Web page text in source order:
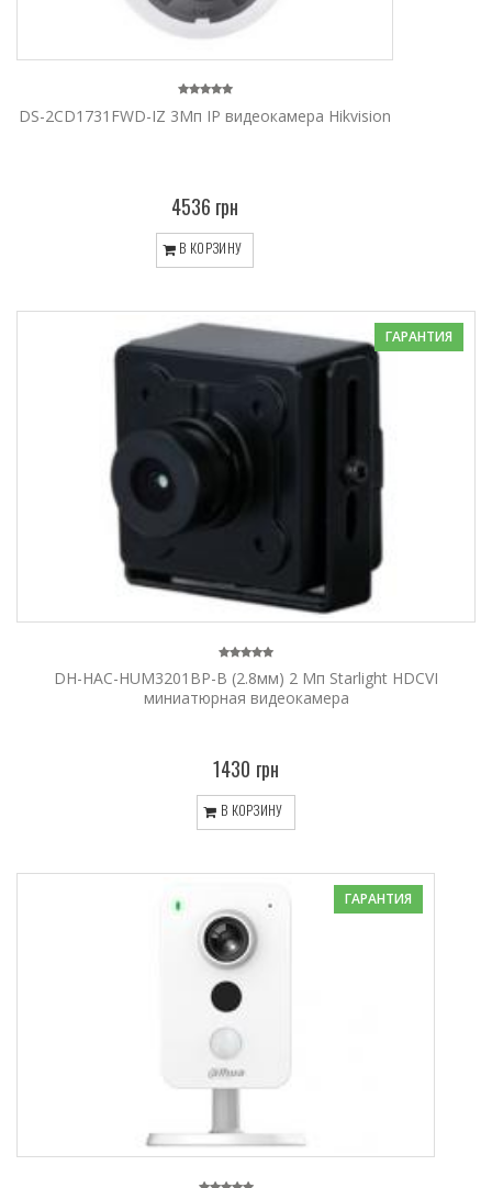
DS-2CD1731FWD-IZ 3Мп IP видеокамера Hikvision
4536 грн
В КОРЗИНУ
ГАРАНТИЯ
DH-HAC-HUM3201BP-B (2.8мм) 2 Мп Starlight HDCVI
миниатюрная видеокамера
1430 грн
В КОРЗИНУ
ГАРАНТИЯ